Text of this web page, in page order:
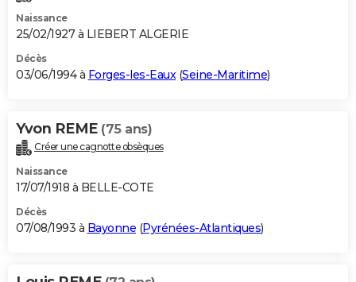
Naissance
25/02/1927 à LIEBERT ALGERIE
Décès
03/06/1994 à Forges-les-Eaux(Seine-Maritime)
Yvon REME (75 ans)
Créer une cagnotte obsèques
Naissance
17/07/1918 à BELLE-COTE
Décès
07/08/1993 à Bayonne (Pyrénées-Atlantiques)